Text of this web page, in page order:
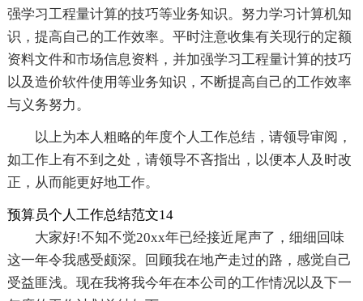
强学习工程量计算的技巧等业务知识。努力学习计算机知
识，提高自己的工作效率。平时注意收集有关现行的定额
资料文件和市场信息资料，并加强学习工程量计算的技巧
以及造价软件使用等业务知识，不断提高自己的工作效率
与义务努力。
以上为本人粗略的年度个人工作总结，请领导审阅，
如工作上有不到之处，请领导不吝指出，以便本人及时改
正，从而能更好地工作。
预算员个人工作总结范文14
大家好!不知不觉20xx年已经接近尾声了，细细回味
这一年令我感受颇深。回顾我在地产走过的路，感觉自己
受益匪浅。现在我将我今年在本公司的工作情况以及下一